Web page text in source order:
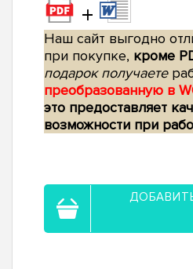
+
Наш сайт выгодно
при покупке, кроме
подарок получаете
преобразованную в
это предоставляет
возможности при